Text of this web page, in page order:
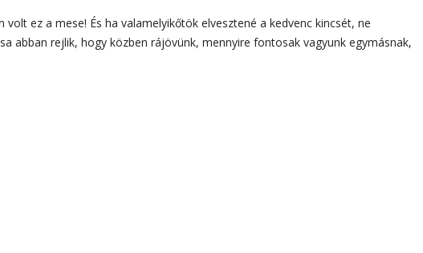
ez a mese! És ha valamelyikőtök elvesztené a kedvenc kincsét, ne
abban rejlik, hogy közben rájövünk, mennyire fontosak vagyunk egymásnak,